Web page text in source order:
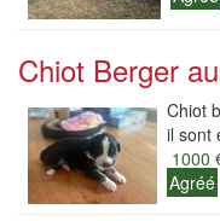
Chiot Berger
Chiot
il sont
1000
Agréé